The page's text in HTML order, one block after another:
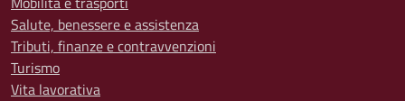
Salute, benessere e assistenza
Tributi, finanze e contravvenzioni
Turismo
Vita lavorativa